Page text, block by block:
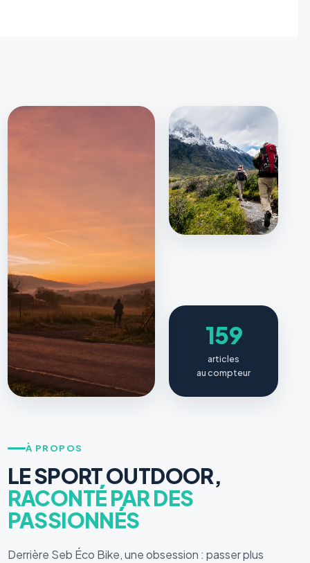
159
articles
au compteur
À PROPOS
LE SPORT OUTDOOR,
RACONTÉ PAR DES
PASSIONNÉS
Derrière Seb Éco Bike, une obsession : passer plus